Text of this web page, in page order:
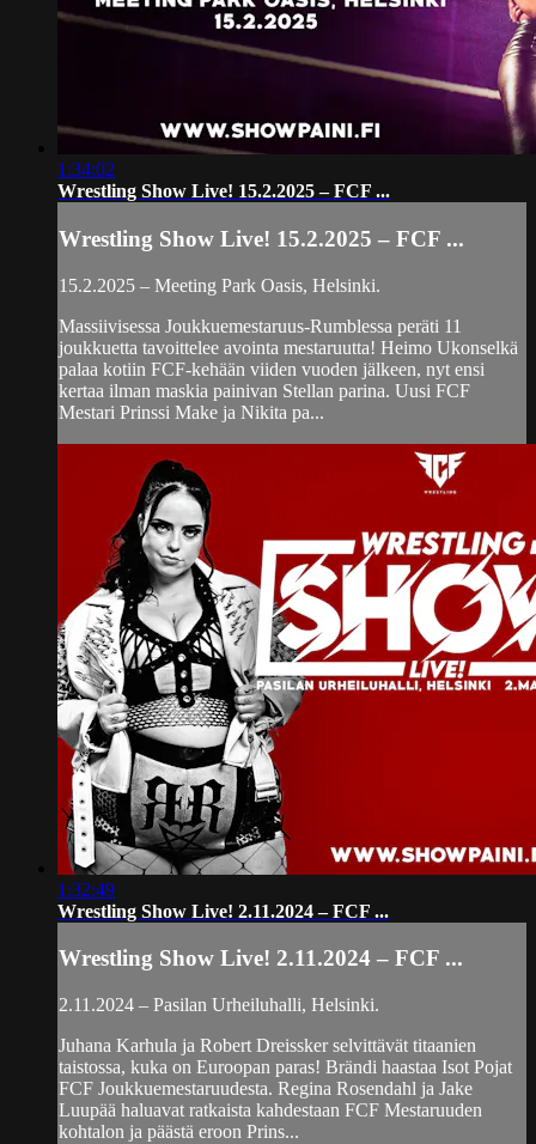
1:34:02
Wrestling Show Live! 15.2.2025 – FCF ...
Wrestling Show Live! 15.2.2025 – FCF ...
15.2.2025 – Meeting Park Oasis, Helsinki.
Massiivisessa Joukkuemestaruus-Rumblessa peräti 11
joukkuetta tavoittelee avointa mestaruutta! Heimo Ukonselkä
palaa kotiin FCF-kehään viiden vuoden jälkeen, nyt ensi
kertaa ilman maskia painivan Stellan parina. Uusi FCF
Mestari Prinssi Make ja Nikita pa...
1:32:49
Wrestling Show Live! 2.11.2024 – FCF ...
Wrestling Show Live! 2.11.2024 – FCF ...
2.11.2024 – Pasilan Urheiluhalli, Helsinki.
Juhana Karhula ja Robert Dreissker selvittävät titaanien
taistossa, kuka on Euroopan paras! Brändi haastaa Isot Pojat
FCF Joukkuemestaruudesta. Regina Rosendahl ja Jake
Luupää haluavat ratkaista kahdestaan FCF Mestaruuden
kohtalon ja päästä eroon Prins...